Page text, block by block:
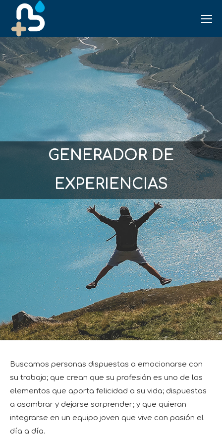
GENERADOR DE
EXPERIENCIAS
Buscamos personas dispuestas a emocionarse con
su trabajo; que crean que su profesión es uno de los
elementos que aporta felicidad a su vida; dispuestas
a asombrar y dejarse sorprender; y que quieran
integrarse en un equipo joven que vive con pasión el
día a día.